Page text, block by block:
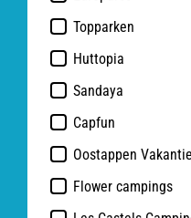
Topparken
Huttopia
Sandaya
Capfun
Oostappen
Flower campings